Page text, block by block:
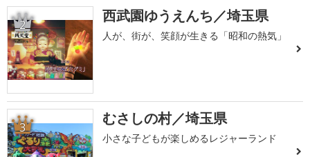
2 西武園ゆうえんち／埼玉県
人が、街が、笑顔が生きる「昭和の熱気」
3 むさしの村／埼玉県
小さな子どもが楽しめるレジャーランド